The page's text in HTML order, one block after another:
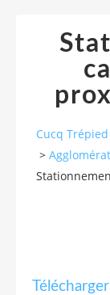
Cucq
>